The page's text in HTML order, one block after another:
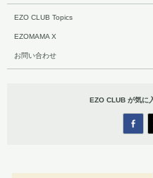
EZO CLUB Topics
EZOMAMA X
お問い合わせ
EZO CLUB が気に